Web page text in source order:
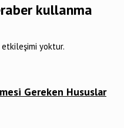
kullanma
yoktur.
Gereken Hususlar